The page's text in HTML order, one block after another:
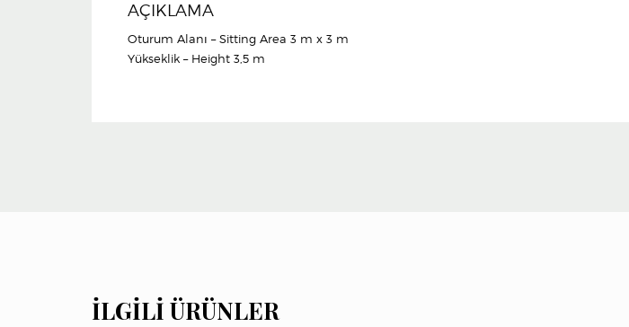
AÇIKLAMA
Oturum Alanı – Sitting Area 3 m x 3 m
Yükseklik – Height 3,5 m
İLGILI ÜRÜNLER